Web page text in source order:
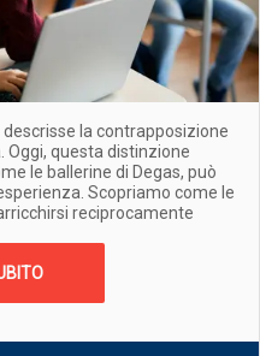
descrisse la contrapposizione
questa distinzione
le ballerine di Degas, può
Scopriamo come le
reciprocamente